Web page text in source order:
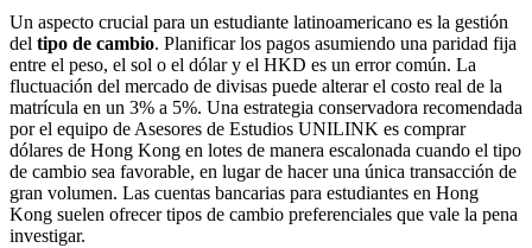
Un aspecto crucial para un estudiante latinoamericano es la gestión
del tipo de cambio. Planificar los pagos asumiendo una paridad fija
entre el peso, el sol o el dólar y el HKD es un error común. La
fluctuación del mercado de divisas puede alterar el costo real de la
matrícula en un 3% a 5%. Una estrategia conservadora recomendada
por el equipo de Asesores de Estudios UNILINK es comprar
dólares de Hong Kong en lotes de manera escalonada cuando el tipo
de cambio sea favorable, en lugar de hacer una única transacción de
gran volumen. Las cuentas bancarias para estudiantes en Hong
Kong suelen ofrecer tipos de cambio preferenciales que vale la pena
investigar.